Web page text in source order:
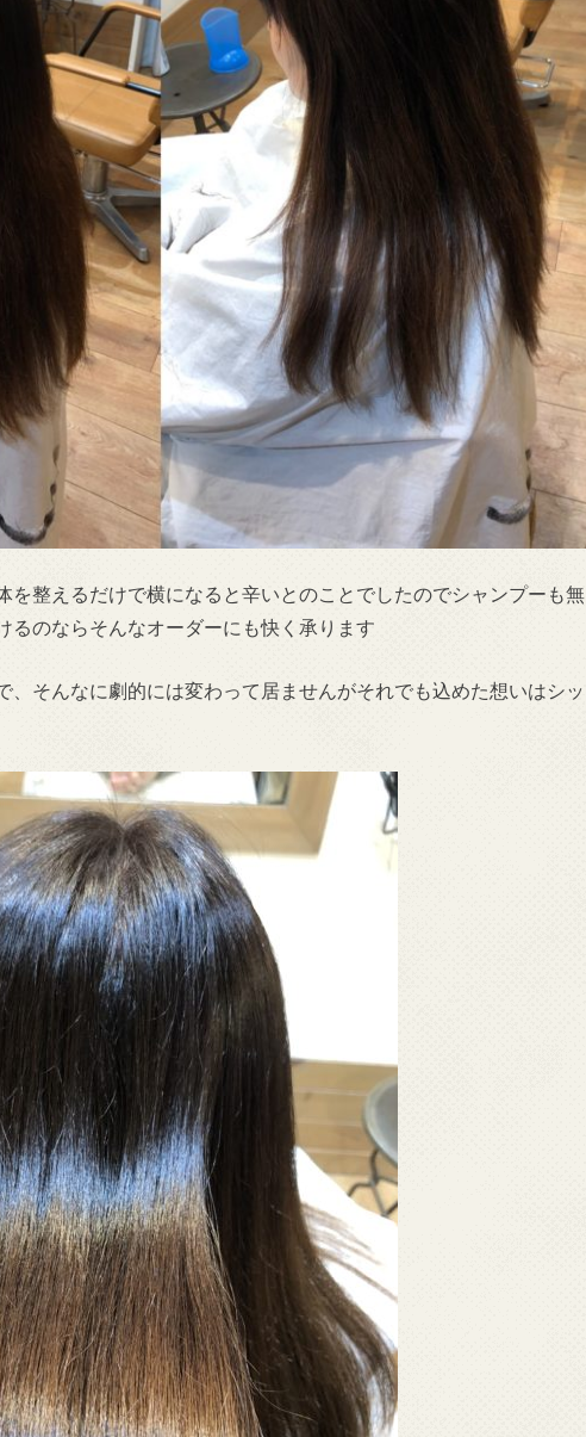
を整えるだけで横になると辛いとのことでしたのでシャンプーも無
るのならそんなオーダーにも快く承ります
、そんなに劇的には変わって居ませんがそれでも込めた想いはシッ